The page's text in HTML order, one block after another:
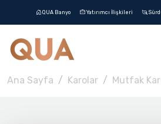
QUA Banyo Yatırımcı İlişkileri
Ana Sayfa Karolar Mutfak